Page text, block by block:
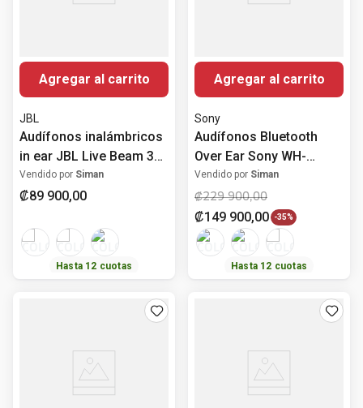
Agregar al carrito
JBL
Audífonos inalámbricos
in ear JBL Live Beam 3
con cancelación de
ruido
Vendido por Siman
₡89 900,00
Hasta 12 cuotas
Agregar al carrito
Sony
Audífonos Bluetooth
Over Ear Sony WH-
1000XM5 con Noise
Cancelling
Vendido por Siman
₡229 900,00
₡149 900,00 -35%
Hasta 12 cuotas